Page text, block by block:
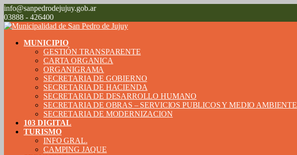
info@sanpedrodejujuy.gob.ar
03888 - 426400
MUNICIPIO
GESTIÓN TRANSPARENTE
CARTA ORGANICA
ORGANIGRAMA
SECRETARIA DE GOBIERNO
SECRETARIA DE HACIENDA
SECRETARIA DE DESARROLLO HUMANO
SECRETARIA DE OBRAS – SERVICIOS PUBLICOS Y MEDIO AMBIENTE
SECRETARIA DE MODERNIZACION
103 DIGITAL
TURISMO
INFO GRAL.
CAMPING JAQUE